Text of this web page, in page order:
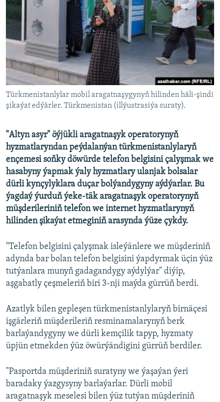
Türkmenistanlylar mobil aragatnaşygynyň hilinden häli-şindi
şikaýat edýärler. Türkmenistan (illýustrasiýa suraty).
"Altyn asyr" öýjükli aragatnaşyk operatorynyň
hyzmatlaryndan peýdalanýan türkmenistanlylaryň
ençemesi soňky döwürde telefon belgisini çalyşmak we
hasabyny ýapmak ýaly hyzmatlary ulanjak bolsalar
dürli kynçylyklara duçar bolýandygyny aýdýarlar. Bu
ýagdaý ýurduň ýeke-täk aragatnaşyk operatorynyň
müşderileriniň telefon we internet hyzmatlarynyň
hilinden şikaýat etmeginiň arasynda ýüze çykdy.
"Telefon belgisini çalyşmak isleýänlere we müşderiniň
adynda bar bolan telefon belgisini ýapdyrmak üçin ýüz
tutýanlara munyň gadagandygy aýdylýar" diýip,
aşgabatly çeşmeleriň biri 3-nji maýda gürrüň berdi.
Azatlyk bilen gepleşen türkmenistanlylaryň birnäçesi
işgärleriň müşderileriň resminamalarynyň berk
barlaýandygyny we dürli kemçilik tapyp, hyzmaty
üpjün etmekden ýüz öwürýändigini gürrüň berdiler.
"Pasportda müşderiniň suratyny we ýaşaýan ýeri
baradaky ýazgysyny barlaýarlar. Dürli mobil
aragatnaşyk meselesi bilen ýüz tutýan müşderiniň